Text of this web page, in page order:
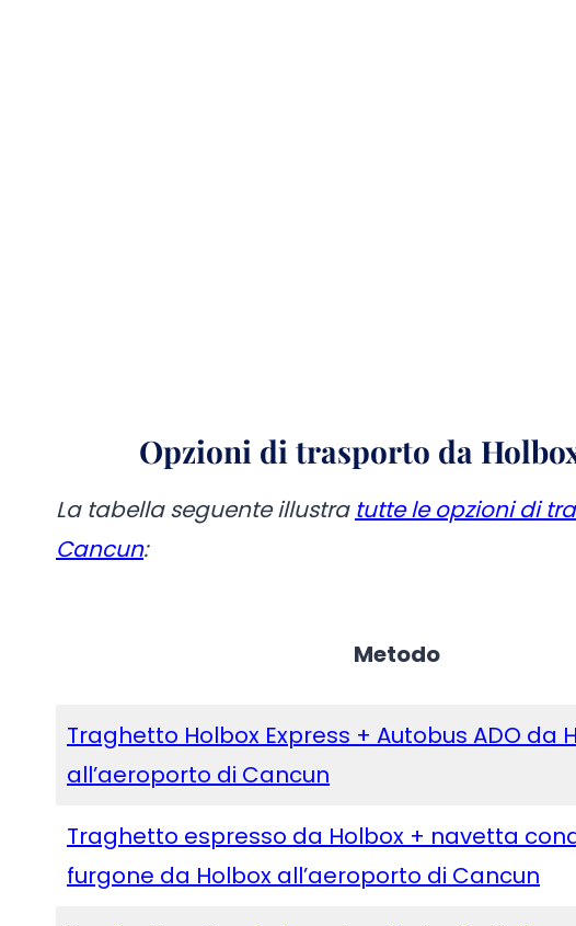
Opzioni di trasporto da
La tabella seguente illustra tutte le opzioni di
Cancun:
Metodo
Traghetto Holbox Express + Autobus ADO da
all’aeroporto di Cancun
Traghetto espresso da Holbox + navetta
furgone da Holbox all’aeroporto di Cancun